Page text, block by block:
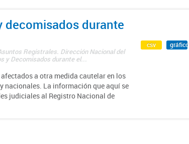
decomisados durante
Registrales. Dirección Nacional del
y Decomisados durante el...
a otra medida cautelar en los
nacionales. La información que aquí se
judiciales al Registro Nacional de
csv gráfico